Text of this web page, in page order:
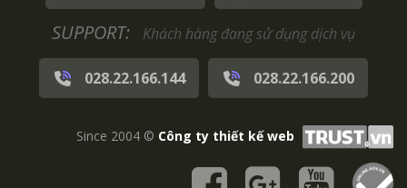
SUPPORT: Khách hàng đang sử dụng dịch vụ
028.22.166.144 028.22.166.200
Since 2004 © Công ty thiết kế web